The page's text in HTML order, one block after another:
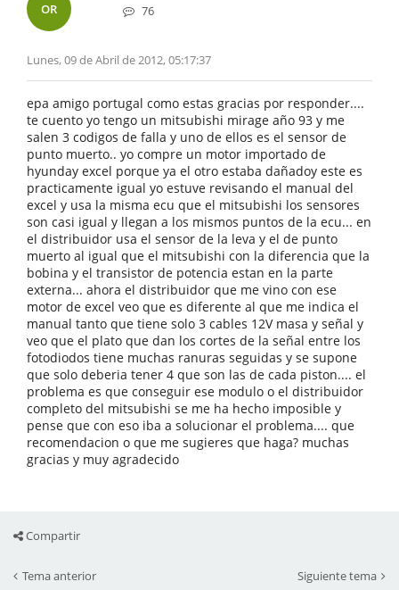
OR 76
Lunes, 09 de Abril de 2012, 05:17:37
epa amigo portugal como estas gracias por responder....
te cuento yo tengo un mitsubishi mirage año 93 y me
salen 3 codigos de falla y uno de ellos es el sensor de
punto muerto.. yo compre un motor importado de
hyunday excel porque ya el otro estaba dañadoy este es
practicamente igual yo estuve revisando el manual del
excel y usa la misma ecu que el mitsubishi los sensores
son casi igual y llegan a los mismos puntos de la ecu... en
el distribuidor usa el sensor de la leva y el de punto
muerto al igual que el mitsubishi con la diferencia que la
bobina y el transistor de potencia estan en la parte
externa... ahora el distribuidor que me vino con ese
motor de excel veo que es diferente al que me indica el
manual tanto que tiene solo 3 cables 12V masa y señal y
veo que el plato que dan los cortes de la señal entre los
fotodiodos tiene muchas ranuras seguidas y se supone
que solo deberia tener 4 que son las de cada piston.... el
problema es que conseguir ese modulo o el distribuidor
completo del mitsubishi se me ha hecho imposible y
pense que con eso iba a solucionar el problema.... que
recomendacion o que me sugieres que haga? muchas
gracias y muy agradecido
Compartir
Tema anterior Siguiente tema